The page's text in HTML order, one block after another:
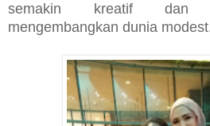
semakin kreatif dan
mengembangkan dunia